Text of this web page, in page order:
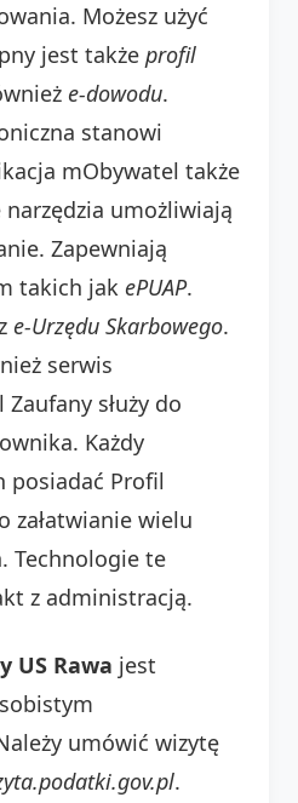
Możesz użyć
jest także profil
e-dowodu.
stanowi
mObywatel także
narzędzia umożliwiają
Zapewniają
takich jak ePUAP.
e-Urzędu Skarbowego.
serwis
Zaufany służy do
Każdy
posiadać Profil
załatwianie wielu
Technologie te
z administracją.
US Rawa jest
umówić wizytę
.